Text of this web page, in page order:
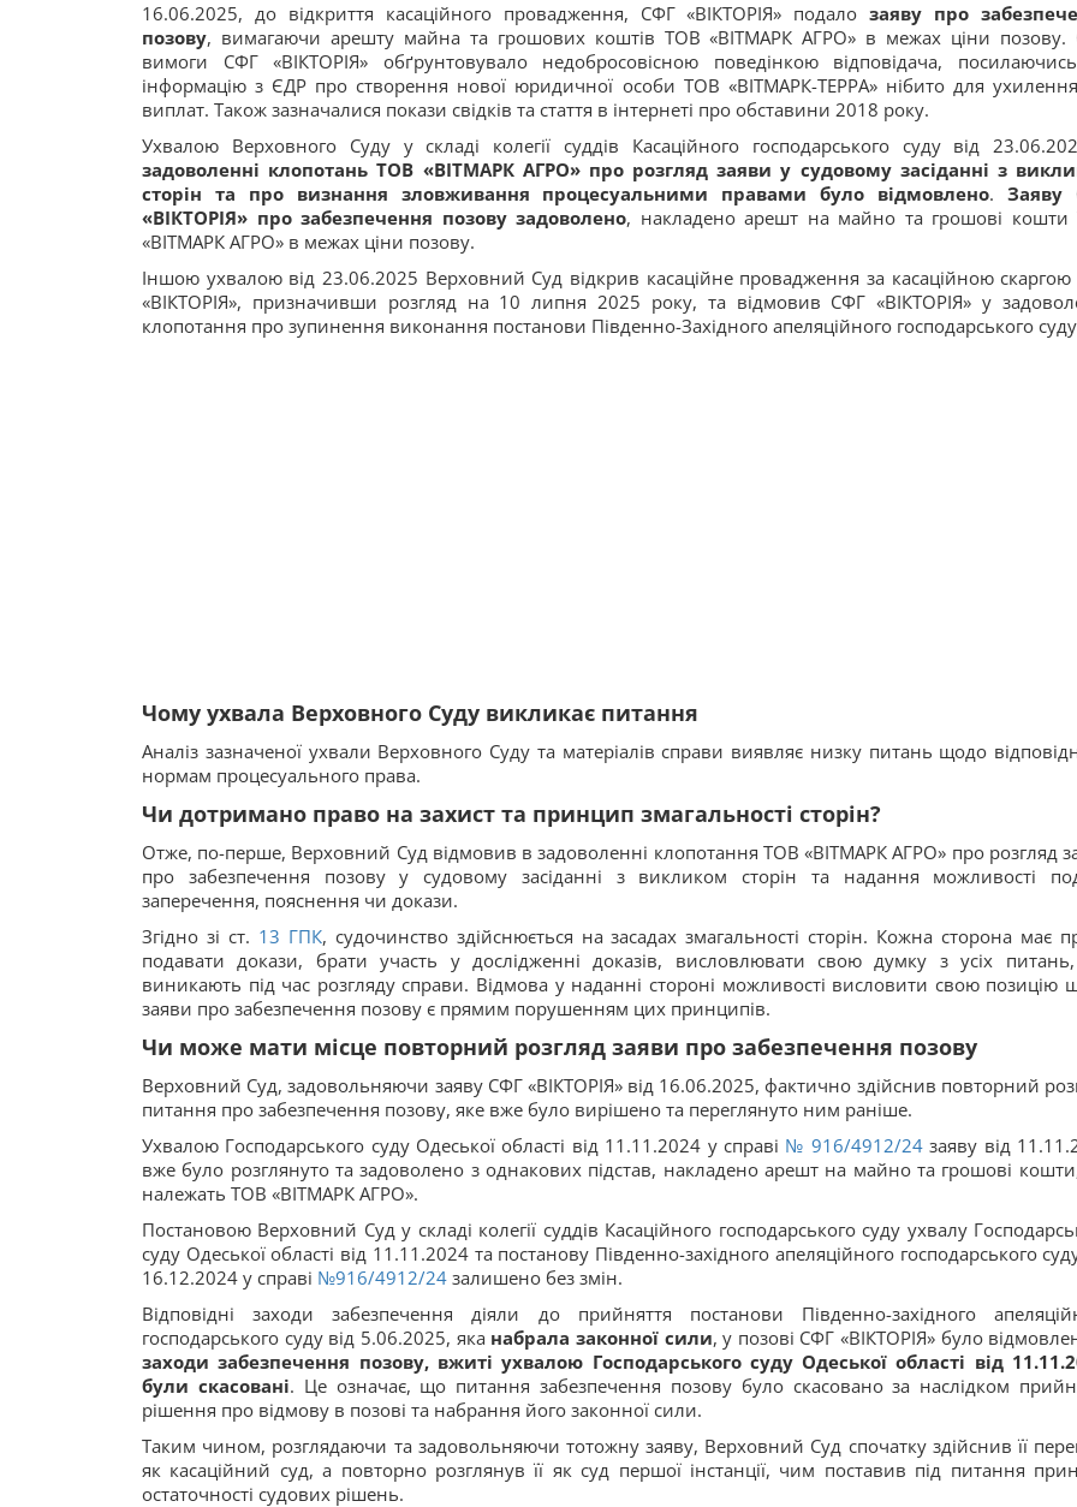
16.06.2025, до відкриття касаційного провадження, СФГ «ВІКТОРІЯ» подалозаяву про
позову, вимагаючи арешту майна та грошових коштів ТОВ «ВІТМАРК АГРО» в межах ціни позову.
вимоги СФГ «ВІКТОРІЯ» обґрунтовувало недобросовісною поведінкою відповідача,
інформацію з ЄДР про створення нової юридичної особи ТОВ «ВІТМАРК-ТЕРРА» нібито для
виплат. Також зазначалися покази свідків та стаття в інтернеті про обставини 2018 року.
Ухвалою Верховного Суду у складі колегії суддів Касаційного господарського суду від
задоволенні клопотань ТОВ «ВІТМАРК АГРО» про розгляд заяви у судовому засіданні з
сторін та про визнання зловживання процесуальними правами було відмовлено.Заяву
«ВІКТОРІЯ» про забезпечення позову задоволено, накладено арешт на майно та грошові кошти
«ВІТМАРК АГРО» в межах ціни позову.
Іншою ухвалою від 23.06.2025 Верховний Суд відкрив касаційне провадження за касаційною
«ВІКТОРІЯ», призначивши розгляд на 10 липня 2025 року, та відмовив СФГ «ВІКТОРІЯ» у
клопотання про зупинення виконання постанови Південно-Західного апеляційного господарського
Чому ухвала Верховного Суду викликає питання
Аналіз зазначеної ухвали Верховного Суду та матеріалів справи виявляє низку питань щодо
нормам процесуального права.
Чи дотримано право на захист та принцип змагальності сторін?
Отже, по-перше, Верховний Суд відмовив в задоволенні клопотання ТОВ «ВІТМАРК АГРО» про розгляд
про забезпечення позову у судовому засіданні з викликом сторін та надання можливості
заперечення, пояснення чи докази.
Згідно зі ст. 13 ГПК, судочинство здійснюється на засадах змагальності сторін. Кожна сторона має
подавати докази, брати участь у дослідженні доказів, висловлювати свою думку з усіх
виникають під час розгляду справи. Відмова у наданні стороні можливості висловити свою позицію
заяви про забезпечення позову є прямим порушенням цих принципів.
Чи може мати місце повторний розгляд заяви про забезпечення позову
Верховний Суд, задовольняючи заяву СФГ «ВІКТОРІЯ» від 16.06.2025, фактично здійснив повторний
питання про забезпечення позову, яке вже було вирішено та переглянуто ним раніше.
Ухвалою Господарського суду Одеської області від 11.11.2024 у справі № 916/4912/24заяву від
вже було розглянуто та задоволено з однакових підстав, накладено арешт на майно та грошові
належать ТОВ «ВІТМАРК АГРО».
Постановою Верховний Суд у складі колегії суддів Касаційного господарського суду ухвалу
суду Одеської області від 11.11.2024 та постанову Південно-західного апеляційного господарського
16.12.2024 у справі №916/4912/24 залишено без змін.
Відповідні заходи забезпечення діяли до прийняття постанови Південно-західного
господарського суду від 5.06.2025, яка набрала законної сили, у позові СФГ «ВІКТОРІЯ» було
заходи забезпечення позову, вжиті ухвалою Господарського суду Одеської області від
були скасовані. Це означає, що питання забезпечення позову було скасовано за наслідком
рішення про відмову в позові та набрання його законної сили.
Таким чином, розглядаючи та задовольняючи тотожну заяву, Верховний Суд спочатку здійснив її
як касаційний суд, а повторно розглянув її як суд першої інстанції, чим поставив під питання
остаточності судових рішень.